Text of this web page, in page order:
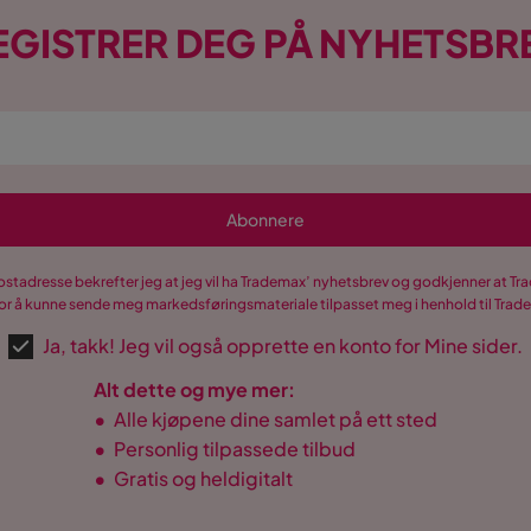
DEG PÅ
Abonnere
bekrefter jeg at jeg vil ha Trademax’ nyhetsbrev og godkjenner at
å kunne sende meg markedsføringsmateriale tilpasset meg i henhold til
Ja, takk! Jeg vil også opprette en konto for Mine sider.
Alt dette og mye mer:
• Alle kjøpene dine samlet på ett sted
• Personlig tilpassede tilbud
• Gratis og heldigitalt